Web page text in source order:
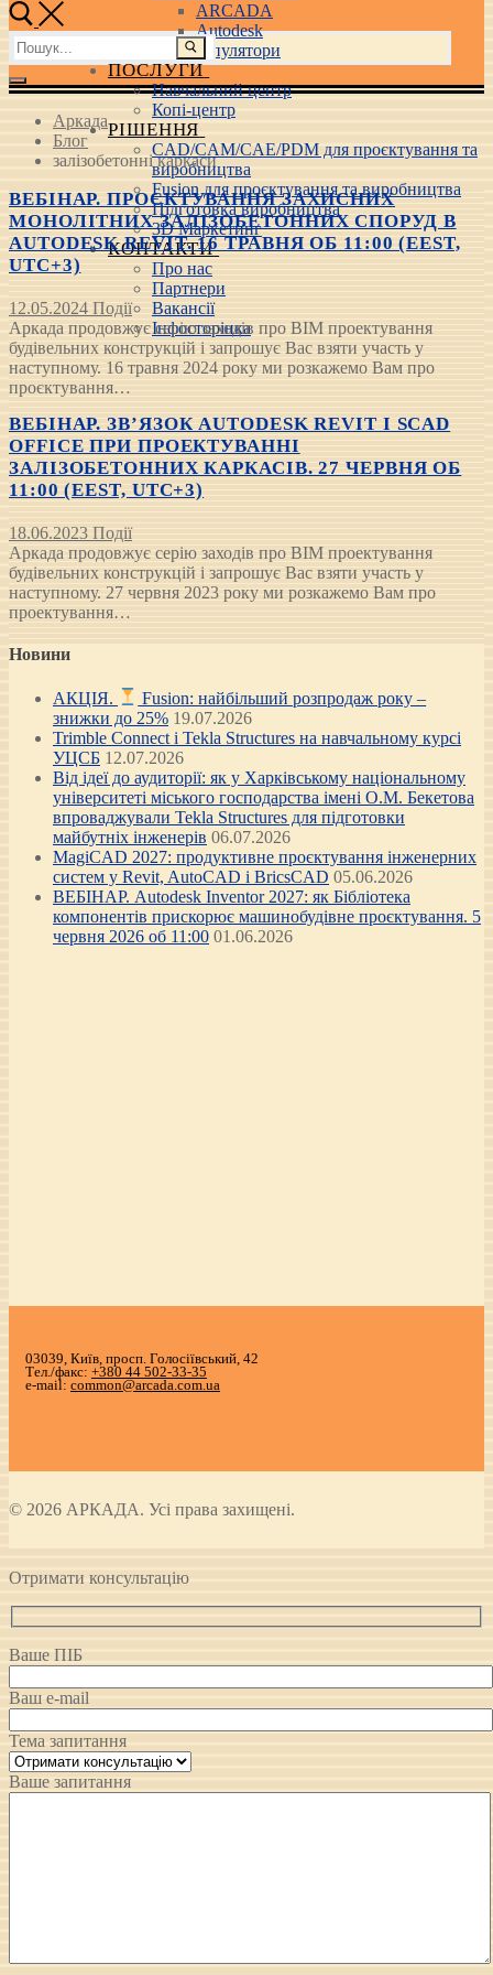
ARCADA
Autodesk
3D маніпулятори
ПОСЛУГИ
Навчальний центр
Копі-центр
РІШЕННЯ
CAD/CAM/CAE/PDM для проєктування та
виробництва
Fusion для проєктування та виробництва
Підготовка виробництва
3D Маркетинг
КОНТАКТИ
Про нас
Партнери
Вакансії
Інфосторінка
Пошук:
Аркада
Блог
залізобетонні каркаси
ВЕБІНАР. ПРОЄКТУВАННЯ ЗАХИСНИХ
МОНОЛІТНИХ ЗАЛІЗОБЕТОННИХ СПОРУД В
AUTODESK REVIT. 16 ТРАВНЯ ОБ 11:00 (EEST,
UTC+3)
12.05.2024 Події
Аркада продовжує серію заходів про BIM проектування
будівельних конструкцій і запрошує Вас взяти участь у
наступному. 16 травня 2024 року ми розкажемо Вам про
проєктування…
ВЕБІНАР. ЗВ’ЯЗОК AUTODESK REVIT І SCAD
OFFICE ПРИ ПРОЕКТУВАННІ
ЗАЛІЗОБЕТОННИХ КАРКАСІВ. 27 ЧЕРВНЯ ОБ
11:00 (EEST, UTC+3)
18.06.2023 Події
Аркада продовжує серію заходів про BIM проектування
будівельних конструкцій і запрошує Вас взяти участь у
наступному. 27 червня 2023 року ми розкажемо Вам про
проектування…
Новини
АКЦІЯ.
Fusion: найбільший розпродаж року –
знижки до 25% 19.07.2026
Trimble Connect і Tekla Structures на навчальному курсі
УЦСБ 12.07.2026
Від ідеї до аудиторії: як у Харківському національному
університеті міського господарства імені О.М. Бекетова
впроваджували Tekla Structures для підготовки
майбутніх інженерів 06.07.2026
MagiCAD 2027: продуктивне проєктування інженерних
систем у Revit, AutoCAD і BricsCAD 05.06.2026
ВЕБІНАР. Autodesk Inventor 2027: як Бібліотека
компонентів прискорює машинобудівне проєктування. 5
червня 2026 об 11:00 01.06.2026
03039, Київ, просп. Голосіївський, 42
Тел./факс: +380 44 502-33-35
e-mail: common@arcada.com.ua
© 2026 АРКАДА. Усі права захищені.
Отримати консультацію
Ваше ПІБ
Ваш e-mail
Тема запитання
Ваше запитання